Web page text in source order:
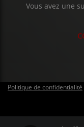
CRÉATIONS
Vous avez une
Politique de confidentialité